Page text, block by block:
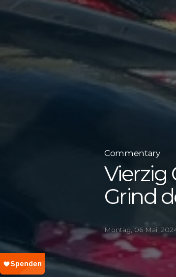
Commentary
Vierzig
Grind
Montag, 06 Mai,